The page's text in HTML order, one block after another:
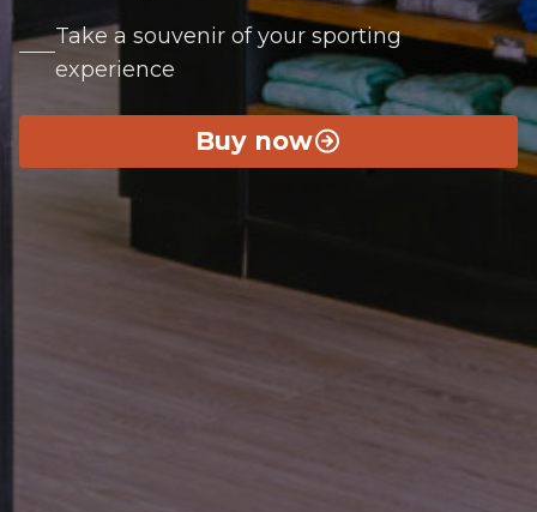
Take a souvenir of your sporting
experience
Buy now